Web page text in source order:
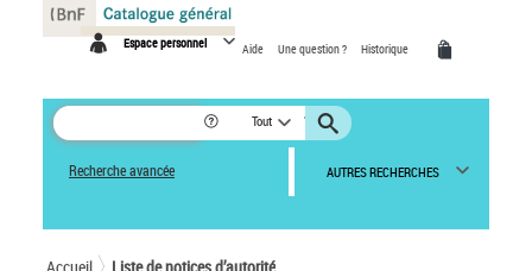
Espace personnel Aide Une question ? Historique
Tout
Recherche avancée AUTRES RECHERCHES
Panneau de gestion des cookies